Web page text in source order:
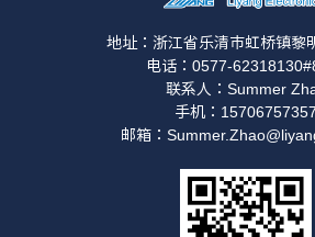
地址：浙江省乐清市虹桥镇黎
电话：0577-
联系人：Summer
手机：15706757357
邮箱：